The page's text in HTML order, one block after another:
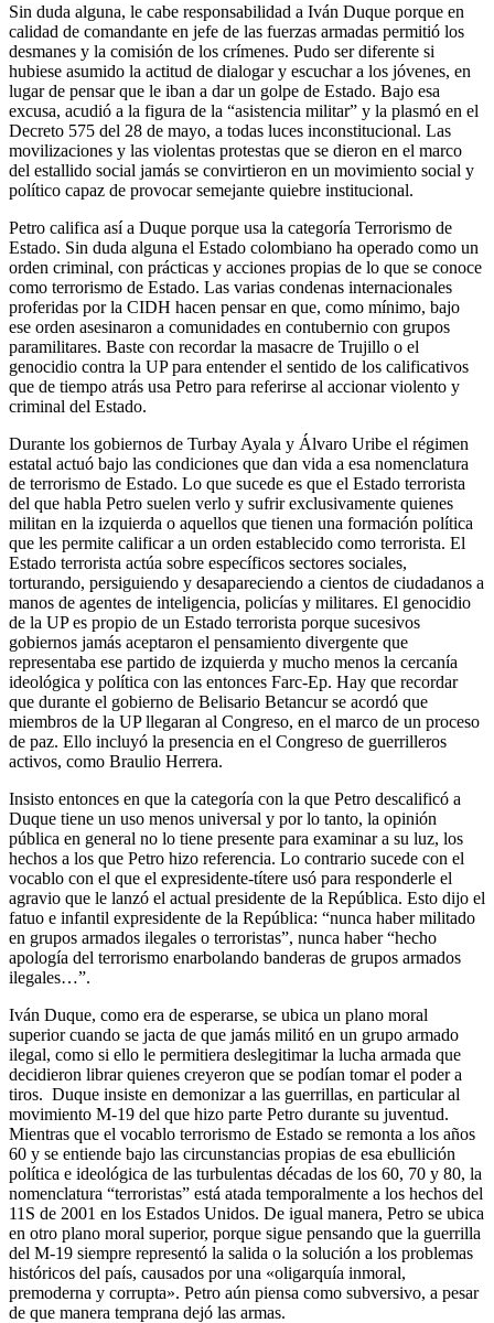
Sin duda alguna, le cabe responsabilidad a Iván Duque porque en
calidad de comandante en jefe de las fuerzas armadas permitió los
desmanes y la comisión de los crímenes. Pudo ser diferente si
hubiese asumido la actitud de dialogar y escuchar a los jóvenes, en
lugar de pensar que le iban a dar un golpe de Estado. Bajo esa
excusa, acudió a la figura de la “asistencia militar” y la plasmó en el
Decreto 575 del 28 de mayo, a todas luces inconstitucional. Las
movilizaciones y las violentas protestas que se dieron en el marco
del estallido social jamás se convirtieron en un movimiento social y
político capaz de provocar semejante quiebre institucional.
Petro califica así a Duque porque usa la categoría Terrorismo de
Estado. Sin duda alguna el Estado colombiano ha operado como un
orden criminal, con prácticas y acciones propias de lo que se conoce
como terrorismo de Estado. Las varias condenas internacionales
proferidas por la CIDH hacen pensar en que, como mínimo, bajo
ese orden asesinaron a comunidades en contubernio con grupos
paramilitares. Baste con recordar la masacre de Trujillo o el
genocidio contra la UP para entender el sentido de los calificativos
que de tiempo atrás usa Petro para referirse al accionar violento y
criminal del Estado.
Durante los gobiernos de Turbay Ayala y Álvaro Uribe el régimen
estatal actuó bajo las condiciones que dan vida a esa nomenclatura
de terrorismo de Estado. Lo que sucede es que el Estado terrorista
del que habla Petro suelen verlo y sufrir exclusivamente quienes
militan en la izquierda o aquellos que tienen una formación política
que les permite calificar a un orden establecido como terrorista. El
Estado terrorista actúa sobre específicos sectores sociales,
torturando, persiguiendo y desapareciendo a cientos de ciudadanos a
manos de agentes de inteligencia, policías y militares. El genocidio
de la UP es propio de un Estado terrorista porque sucesivos
gobiernos jamás aceptaron el pensamiento divergente que
representaba ese partido de izquierda y mucho menos la cercanía
ideológica y política con las entonces Farc-Ep. Hay que recordar
que durante el gobierno de Belisario Betancur se acordó que
miembros de la UP llegaran al Congreso, en el marco de un proceso
de paz. Ello incluyó la presencia en el Congreso de guerrilleros
activos, como Braulio Herrera.
Insisto entonces en que la categoría con la que Petro descalificó a
Duque tiene un uso menos universal y por lo tanto, la opinión
pública en general no lo tiene presente para examinar a su luz, los
hechos a los que Petro hizo referencia. Lo contrario sucede con el
vocablo con el que el expresidente-títere usó para responderle el
agravio que le lanzó el actual presidente de la República. Esto dijo el
fatuo e infantil expresidente de la República: “nunca haber militado
en grupos armados ilegales o terroristas”, nunca haber “hecho
apología del terrorismo enarbolando banderas de grupos armados
ilegales…”.
Iván Duque, como era de esperarse, se ubica un plano moral
superior cuando se jacta de que jamás militó en un grupo armado
ilegal, como si ello le permitiera deslegitimar la lucha armada que
decidieron librar quienes creyeron que se podían tomar el poder a
tiros. Duque insiste en demonizar a las guerrillas, en particular al
movimiento M-19 del que hizo parte Petro durante su juventud.
Mientras que el vocablo terrorismo de Estado se remonta a los años
60 y se entiende bajo las circunstancias propias de esa ebullición
política e ideológica de las turbulentas décadas de los 60, 70 y 80, la
nomenclatura “terroristas” está atada temporalmente a los hechos del
11S de 2001 en los Estados Unidos. De igual manera, Petro se ubica
en otro plano moral superior, porque sigue pensando que la guerrilla
del M-19 siempre representó la salida o la solución a los problemas
históricos del país, causados por una «oligarquía inmoral,
premoderna y corrupta». Petro aún piensa como subversivo, a pesar
de que manera temprana dejó las armas.